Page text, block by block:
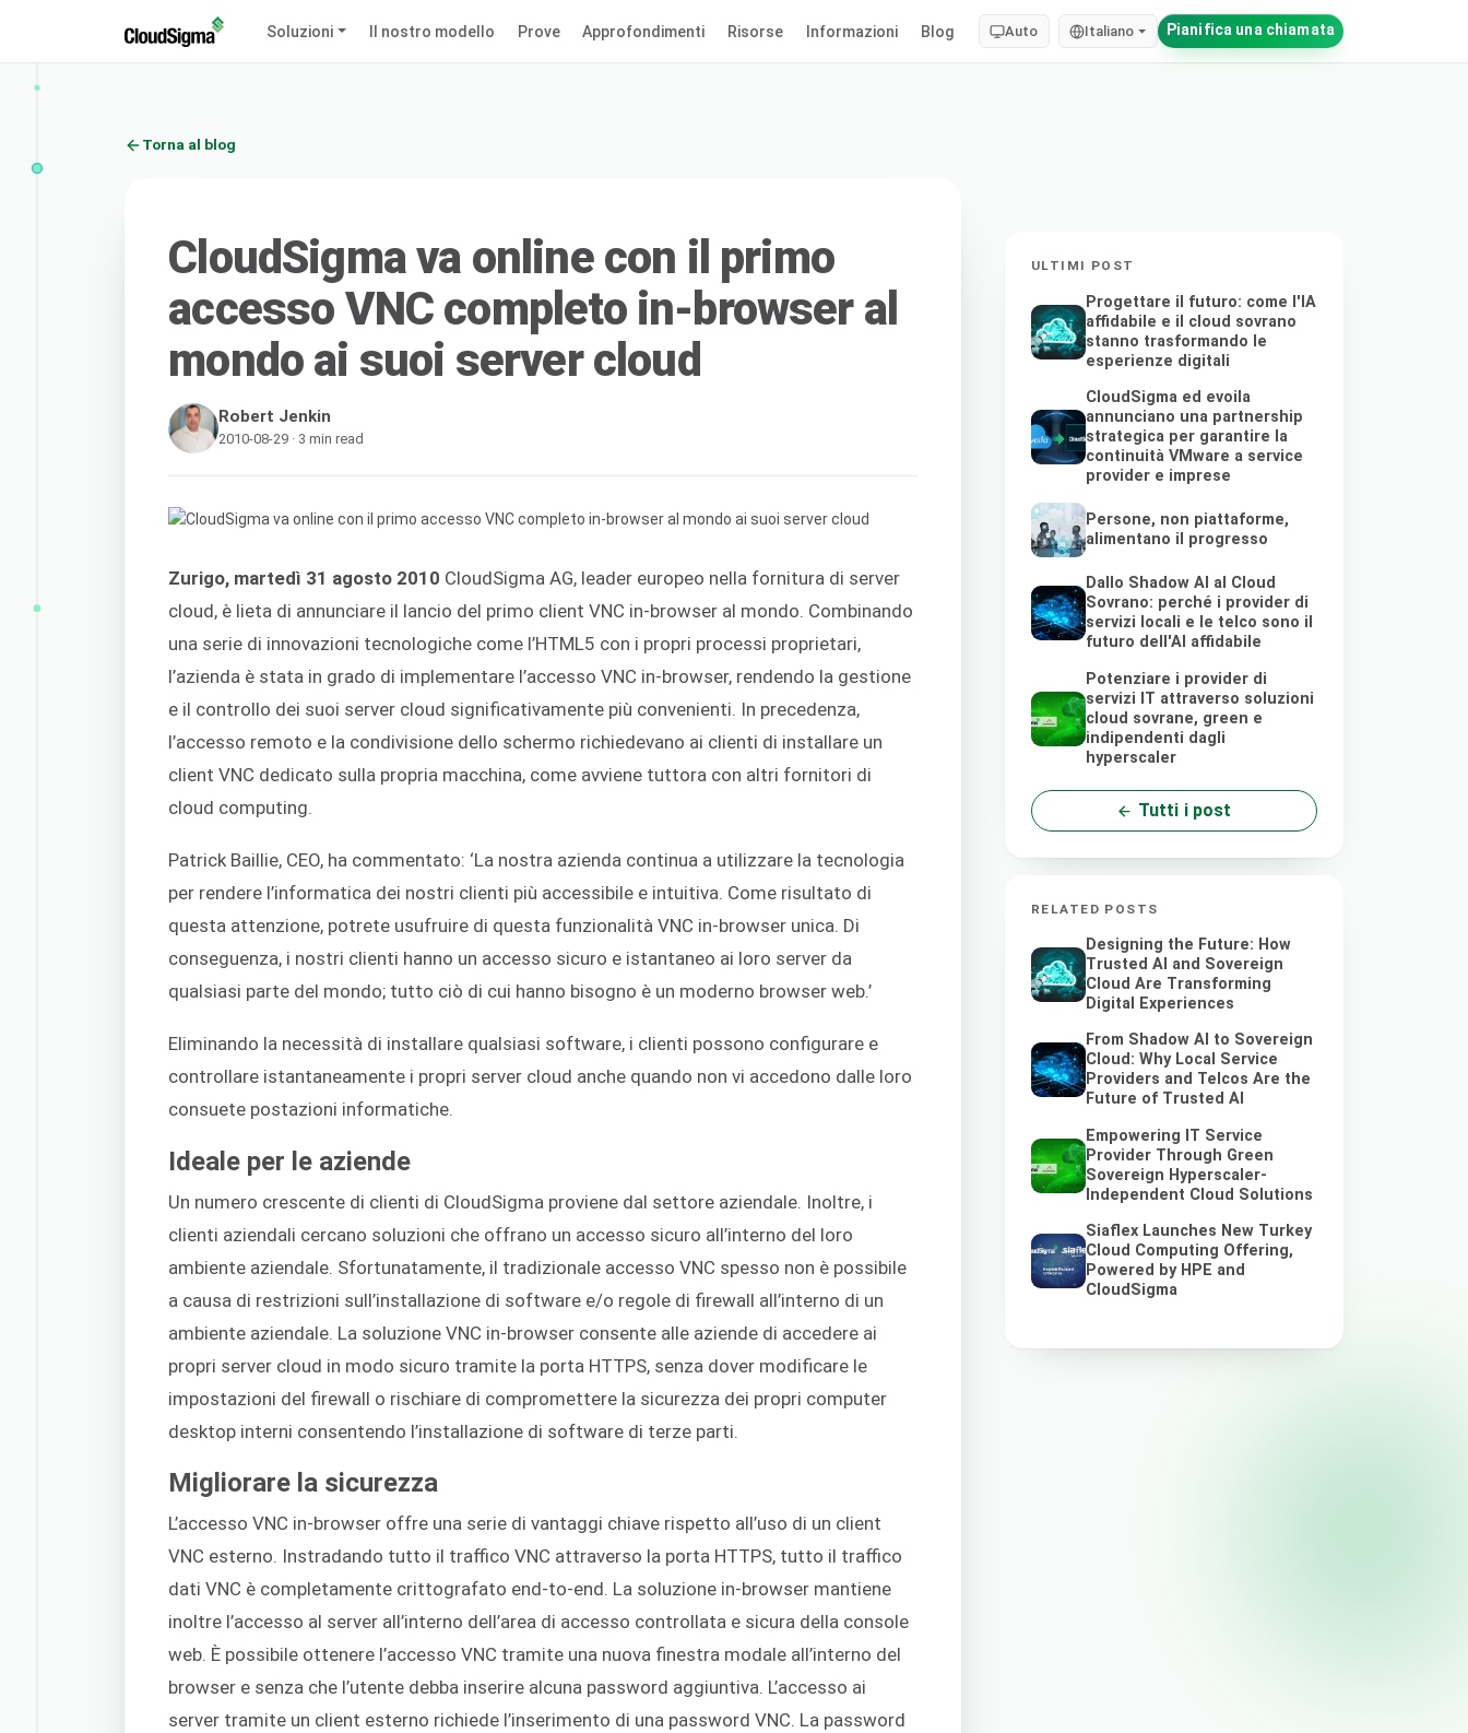
Soluzioni Il nostro modello Prove Approfondimenti Risorse Informazioni Blog Auto Italiano Pianifica una chiamata
Torna al blog
CloudSigma va online con il primo
accesso VNC completo in-browser al
mondo ai suoi server cloud
Robert Jenkin
2010-08-29 · 3 min read
Zurigo, martedì 31 agosto 2010 CloudSigma AG, leader europeo nella fornitura di server
cloud, è lieta di annunciare il lancio del primo client VNC in-browser al mondo. Combinando
una serie di innovazioni tecnologiche come l’HTML5 con i propri processi proprietari,
l’azienda è stata in grado di implementare l’accesso VNC in-browser, rendendo la gestione
e il controllo dei suoi server cloud significativamente più convenienti. In precedenza,
l’accesso remoto e la condivisione dello schermo richiedevano ai clienti di installare un
client VNC dedicato sulla propria macchina, come avviene tuttora con altri fornitori di
cloud computing.
Patrick Baillie, CEO, ha commentato: ‘La nostra azienda continua a utilizzare la tecnologia
per rendere l’informatica dei nostri clienti più accessibile e intuitiva. Come risultato di
questa attenzione, potrete usufruire di questa funzionalità VNC in-browser unica. Di
conseguenza, i nostri clienti hanno un accesso sicuro e istantaneo ai loro server da
qualsiasi parte del mondo; tutto ciò di cui hanno bisogno è un moderno browser web.’
Eliminando la necessità di installare qualsiasi software, i clienti possono configurare e
controllare istantaneamente i propri server cloud anche quando non vi accedono dalle loro
consuete postazioni informatiche.
Ideale per le aziende
Un numero crescente di clienti di CloudSigma proviene dal settore aziendale. Inoltre, i
clienti aziendali cercano soluzioni che offrano un accesso sicuro all’interno del loro
ambiente aziendale. Sfortunatamente, il tradizionale accesso VNC spesso non è possibile
a causa di restrizioni sull’installazione di software e/o regole di firewall all’interno di un
ambiente aziendale. La soluzione VNC in-browser consente alle aziende di accedere ai
propri server cloud in modo sicuro tramite la porta HTTPS, senza dover modificare le
impostazioni del firewall o rischiare di compromettere la sicurezza dei propri computer
desktop interni consentendo l’installazione di software di terze parti.
Migliorare la sicurezza
L’accesso VNC in-browser offre una serie di vantaggi chiave rispetto all’uso di un client
VNC esterno. Instradando tutto il traffico VNC attraverso la porta HTTPS, tutto il traffico
dati VNC è completamente crittografato end-to-end. La soluzione in-browser mantiene
inoltre l’accesso al server all’interno dell’area di accesso controllata e sicura della console
web. È possibile ottenere l’accesso VNC tramite una nuova finestra modale all’interno del
browser e senza che l’utente debba inserire alcuna password aggiuntiva. L’accesso ai
server tramite un client esterno richiede l’inserimento di una password VNC. La password
ULTIMI POST
Progettare il futuro: come l'IA
affidabile e il cloud sovrano
stanno trasformando le
esperienze digitali
CloudSigma ed evoila
annunciano una partnership
strategica per garantire la
continuità VMware a service
provider e imprese
Persone, non piattaforme,
alimentano il progresso
Dallo Shadow AI al Cloud
Sovrano: perché i provider di
servizi locali e le telco sono il
futuro dell'AI affidabile
Potenziare i provider di
servizi IT attraverso soluzioni
cloud sovrane, green e
indipendenti dagli
hyperscaler
Tutti i post
RELATED POSTS
Designing the Future: How
Trusted AI and Sovereign
Cloud Are Transforming
Digital Experiences
From Shadow AI to Sovereign
Cloud: Why Local Service
Providers and Telcos Are the
Future of Trusted AI
Empowering IT Service
Provider Through Green
Sovereign Hyperscaler-
Independent Cloud Solutions
Siaflex Launches New Turkey
Cloud Computing Offering,
Powered by HPE and
CloudSigma